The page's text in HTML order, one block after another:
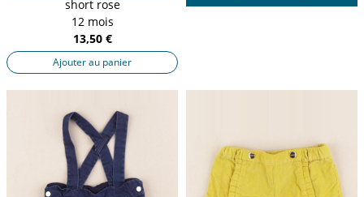
short rose
12 mois
13,50 €
Ajouter au panier